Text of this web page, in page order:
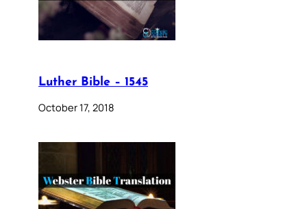
Luther Bible – 1545
October 17, 2018